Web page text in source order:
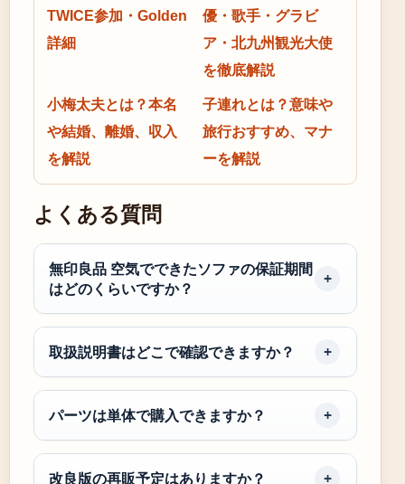
TWICE参加・Golden
詳細
優・歌手・グラビ
ア・北九州観光大使
を徹底解説
小梅太夫とは？本名
や結婚、離婚、収入
を解説
子連れとは？意味や
旅行おすすめ、マナ
ーを解説
よくある質問
無印良品 空気でできたソファの保証期間
はどのくらいですか？
取扱説明書はどこで確認できますか？
パーツは単体で購入できますか？
改良版の再販予定はありますか？